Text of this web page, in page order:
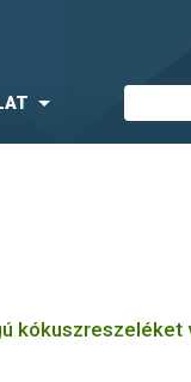
kókuszreszeléket